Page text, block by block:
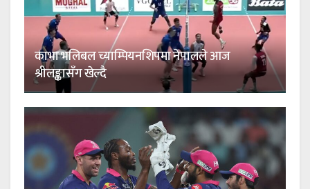
काभा भलिबल च्याम्पियनशिपमा नेपालले आज
श्रीलङ्कासँग खेल्दै